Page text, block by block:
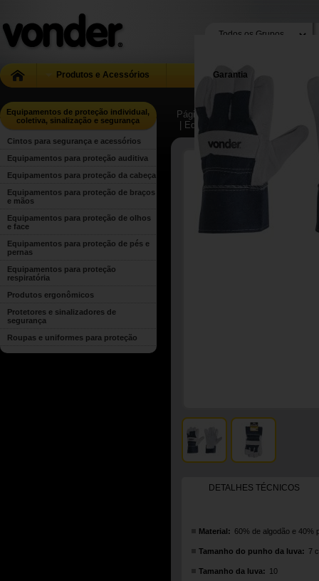
Produtos e Acessórios Garantia
Equipamentos de proteção individual,
coletiva, sinalização e segurança
Cintos para segurança e acessórios
Equipamentos para proteção auditiva
Equipamentos para proteção da cabeça
Equipamentos para proteção de braços
e mãos
Equipamentos para proteção de olhos
e face
Equipamentos para proteção de pés e
pernas
Equipamentos para proteção
respiratória
Produtos ergonômicos
Protetores e sinalizadores de
segurança
Roupas e uniformes para proteção
Página Inicial
| Equipamentos para proteção
DETALHES TÉCNICOS
Material: 60% de algodão e 40%
Tamanho do punho da luva: 7
Tamanho da luva: 10